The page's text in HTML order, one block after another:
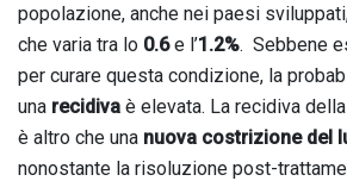
popolazione, anche nei paesi sviluppati,
che varia tra lo 0.6e l’1.2%. Sebbene
per curare questa condizione, la
una recidiva è elevata. La recidiva
è altro che una nuova costrizione del
nonostante la risoluzione post-